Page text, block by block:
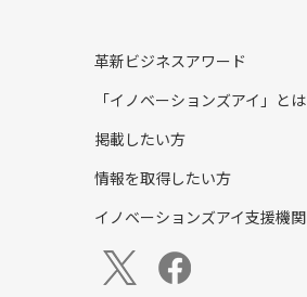
革新ビジネスアワード
「イノベーションズアイ」とは
掲載したい方
情報を取得したい方
イノベーションズアイ支援機関